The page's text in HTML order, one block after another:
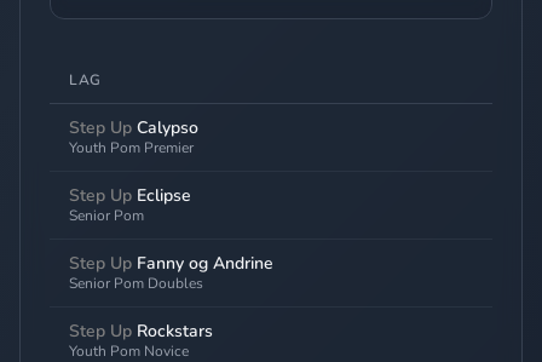
LAG
Step Up Calypso
Youth Pom Premier
Step Up Eclipse
Senior Pom
Step Up Fanny og Andrine
Senior Pom Doubles
Step Up Rockstars
Youth Pom Novice